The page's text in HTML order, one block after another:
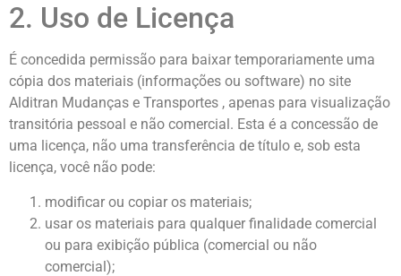
2. Uso de Licença
É concedida permissão para baixar temporariamente uma
cópia dos materiais (informações ou software) no site
Alditran Mudanças e Transportes , apenas para visualização
transitória pessoal e não comercial. Esta é a concessão de
uma licença, não uma transferência de título e, sob esta
licença, você não pode:
modificar ou copiar os materiais;
usar os materiais para qualquer finalidade comercial
ou para exibição pública (comercial ou não
comercial);